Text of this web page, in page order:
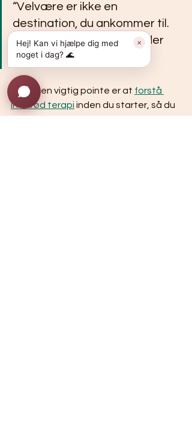
“Velvære er ikke en
destination, du ankommer til.
Det er en praksis, du vender
tilbage til.”
En anden vigtig pointe er at forstå
infrarød terapi inden du starter, så du
Hej! Kan vi hjælpe dig med
noget i dag? 🌊
✕